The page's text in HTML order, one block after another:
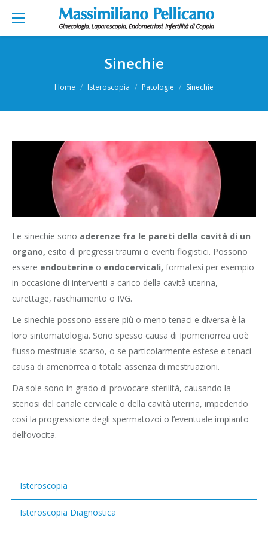
Sinechie
You are here:Home Isteroscopia Patologie Sinechie
Le sinechie sono aderenze fra le pareti della cavità di un
organo, esito di pregressi traumi o eventi flogistici. Possono
essere endouterine o endocervicali, formatesi per esempio
in occasione di interventi a carico della cavità uterina,
curettage, raschiamento o IVG.
Le sinechie possono essere più o meno tenaci e diversa è la
loro sintomatologia. Sono spesso causa di Ipomenorrea cioè
flusso mestruale scarso, o se particolarmente estese e tenaci
causa di amenorrea o totale assenza di mestruazioni.
Da sole sono in grado di provocare sterilità, causando la
stenosi del canale cervicale o della cavità uterina, impedendo
cosi la progressione degli spermatozoi o l’eventuale impianto
dell’ovocita.
Isteroscopia
Isteroscopia Diagnostica